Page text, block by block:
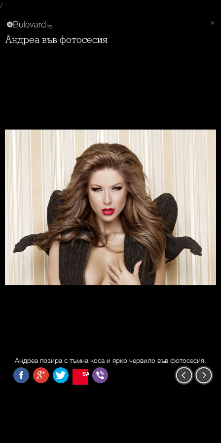
/
Андреа във фотосесия
Андреа позира с тъмна коса и ярко червило във фотосесия.
SAVE